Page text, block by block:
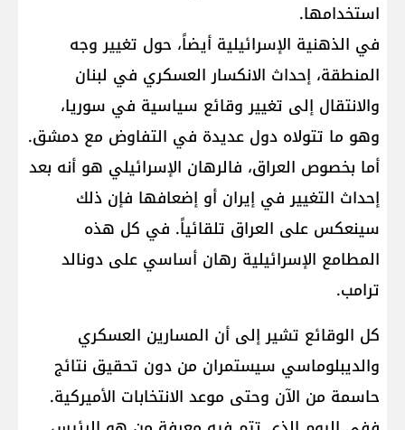
استخدامها.
في الذهنية الإسرائيلية أيضاً، حول تغيير وجه
المنطقة، إحداث الانكسار العسكري في لبنان
والانتقال إلى تغيير وقائع سياسية في سوريا،
وهو ما تتولاه دول عديدة في التفاوض مع دمشق.
أما بخصوص العراق، فالرهان الإسرائيلي هو أنه بعد
إحداث التغيير في إيران أو إضعافها فإن ذلك
سينعكس على العراق تلقائياً. في كل هذه
المطامع الإسرائيلية رهان أساسي على دونالد
ترامب.
كل الوقائع تشير إلى أن المسارين العسكري
والديبلوماسي سيستمران من دون تحقيق نتائج
حاسمة من الآن وحتى موعد الانتخابات الأميركية.